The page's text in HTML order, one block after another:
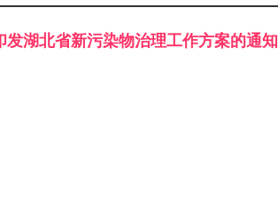
湖北省新污染物治理工作方案的通知